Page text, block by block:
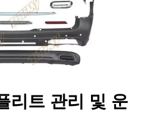
리트 관리 및 운